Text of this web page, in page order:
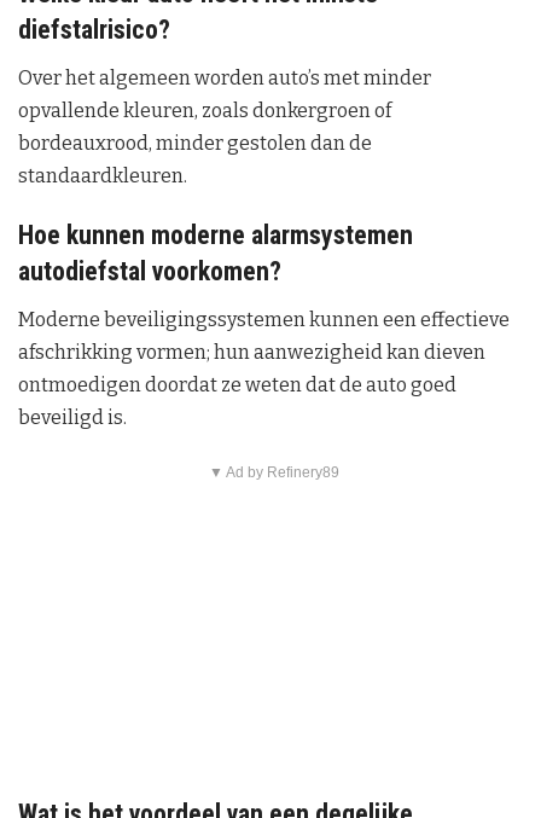
diefstalrisico?
Over het algemeen worden auto’s met minder
opvallende kleuren, zoals donkergroen of
bordeauxrood, minder gestolen dan de
standaardkleuren.
Hoe kunnen moderne alarmsystemen
autodiefstal voorkomen?
Moderne beveiligingssystemen kunnen een effectieve
afschrikking vormen; hun aanwezigheid kan dieven
ontmoedigen doordat ze weten dat de auto goed
beveiligd is.
▼ Ad by Refinery89